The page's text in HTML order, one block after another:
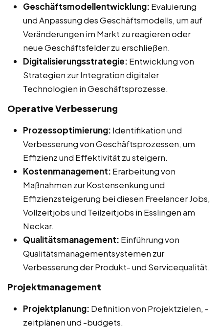
Geschäftsmodellentwicklung: Evaluierung
und Anpassung des Geschäftsmodells, um auf
Veränderungen im Markt zu reagieren oder
neue Geschäftsfelder zu erschließen.
Digitalisierungsstrategie: Entwicklung von
Strategien zur Integration digitaler
Technologien in Geschäftsprozesse.
Operative Verbesserung
Prozessoptimierung: Identifikation und
Verbesserung von Geschäftsprozessen, um
Effizienz und Effektivität zu steigern.
Kostenmanagement: Erarbeitung von
Maßnahmen zur Kostensenkung und
Effizienzsteigerung bei diesen Freelancer Jobs,
Vollzeitjobs und Teilzeitjobs in Esslingen am
Neckar.
Qualitätsmanagement: Einführung von
Qualitätsmanagementsystemen zur
Verbesserung der Produkt- und Servicequalität.
Projektmanagement
Projektplanung: Definition von Projektzielen, -
zeitplänen und -budgets.